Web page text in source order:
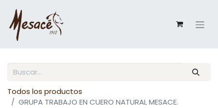
Todos los productos
GRUPA TRABAJO EN CUERO NATURAL MESACE.